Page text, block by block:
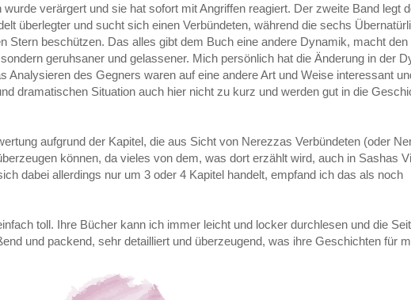
verärgert und sie hat sofort mit Angriffen reagiert. Der zweite Band legt
überlegter und sucht sich einen Verbündeten, während die sechs
Stern beschützen. Das alles gibt dem Buch eine andere Dynamik, macht den
geruhsaner und gelassener. Mich persönlich hat die Änderung in der
Analysieren des Gegners waren auf eine andere Art und Weise interessant
dramatischen Situation auch hier nicht zu kurz und werden gut in die
aufgrund der Kapitel, die aus Sicht von Nerezzas Verbündeten (oder
können, da vieles von dem, was dort erzählt wird, auch in Sashas
dabei allerdings nur um 3 oder 4 Kapitel handelt, empfand ich das als noch
toll. Ihre Bücher kann ich immer leicht und locker durchlesen und die
und packend, sehr detailliert und überzeugend, was ihre Geschichten für